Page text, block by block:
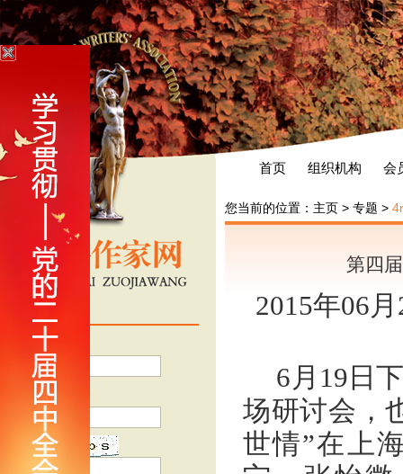
首页 组织机构 会
密 码
验证码
您当前的位置： 主页 > 专题 >
第四
2015年06
6月19日
场研讨会，
世情”在上